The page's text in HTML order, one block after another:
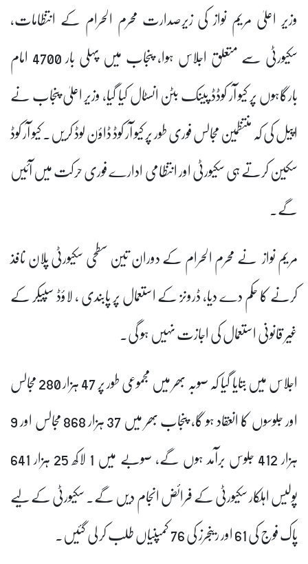
وزیر اعلیٰ مریم نواز کی زیرصدارت محرم الحرام کے انتظامات،
سکیورٹی سے متعلق اجلاس ہوا، پنجاب میں پہلی بار 4700 امام
بارگاہوں پر کیو آر کوڈڈ پینک بٹن انسٹال کیا گیا، وزیر اعلیٰ پنجاب نے
اپیل کی کہ منتظمین مجالس فوری طور پر کیو آر کوڈ ڈاؤن لوڈ کریں۔ کیو آر کوڈ
سکین کرتے ہی سکیورٹی اور انتظامی ادارے فوری حرکت میں آئیں
گے۔
مریم نواز نے محرم الحرام کے دوران تین سطحی سکیورٹی پلان نافذ
کرنے کا حکم دے دیا، ڈرونز کے استعمال پر پابندی ، لاؤڈ سپیکر کے
غیر قانونی استعمال کی اجازت نہیں ہو گی۔
اجلاس میں بتایا گیا کہ صوبہ بھر میں مجموعی طور پر 47 ہزار 280 مجالس
اور جلوسوں کا انعقاد ہو گا، پنجاب بھر میں 37 ہزار 868 مجالس اور 9
ہزار 412 جلوس برآمد ہوں گے، صوبے میں 1 لاکھ 25 ہزار 641
پولیس اہلکار سکیورٹی کے فرائض انجام دیں گے۔ سکیورٹی کے لیے
پاک فوج کی 61 اور رینجرز کی 76 کمپنیاں طلب کر لی گئیں۔